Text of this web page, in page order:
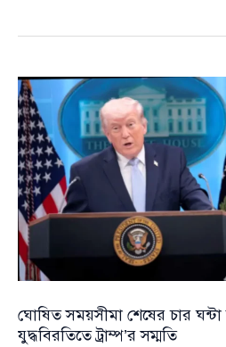
ঘোষিত সময়সীমা শেষের চার
যুদ্ধবিরতিতে ট্রাম্প’র সম্মতি